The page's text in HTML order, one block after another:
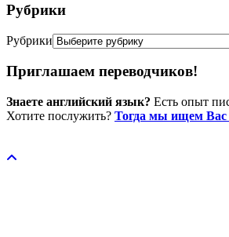
Рубрики
Рубрики
Приглашаем переводчиков!
Знаете английский язык? Есть опыт
Хотите послужить? Тогда мы ищем Вас